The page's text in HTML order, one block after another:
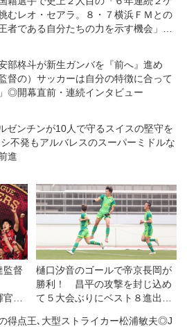
く
むレオ・セアラ。８・７横浜ＦＭとの
者である自分たちの力を示す機会」と
部柊斗が新生ガンバを『前へ』進め
督の）サッカーは自分の特徴に合って
◎開幕直前・連続インタビュー
ゼンチンが10人で守るスイスの堅守を
不発もアルバレスのスーパーミドルな
進
監督
が
っ
樋口汐音のゴールで帝京長岡が
勝利！ 昌平の攻撃を封じ込め
て５大会ぶりにベスト８進出
得点王､大型ストライカー松浦敏夫◎J